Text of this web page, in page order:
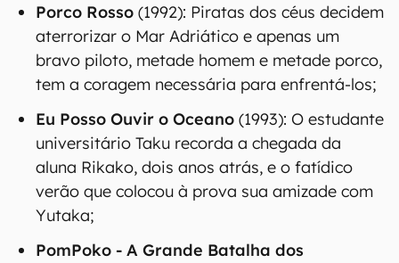
Porco Rosso (1992): Piratas dos céus decidem
aterrorizar o Mar Adriático e apenas um
bravo piloto, metade homem e metade porco,
tem a coragem necessária para enfrentá-los;
Eu Posso Ouvir o Oceano (1993): O estudante
universitário Taku recorda a chegada da
aluna Rikako, dois anos atrás, e o fatídico
verão que colocou à prova sua amizade com
Yutaka;
PomPoko - A Grande Batalha dos